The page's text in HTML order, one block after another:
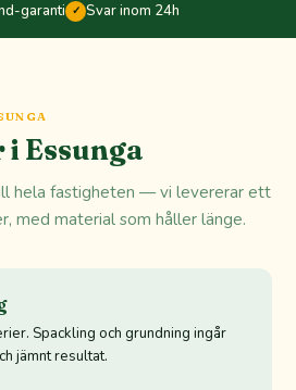
garanti ✓ Svar inom 24h
i Essunga
hela fastigheten — vi levererar ett
med material som håller länge.
Spackling och grundning ingår
jämnt resultat.